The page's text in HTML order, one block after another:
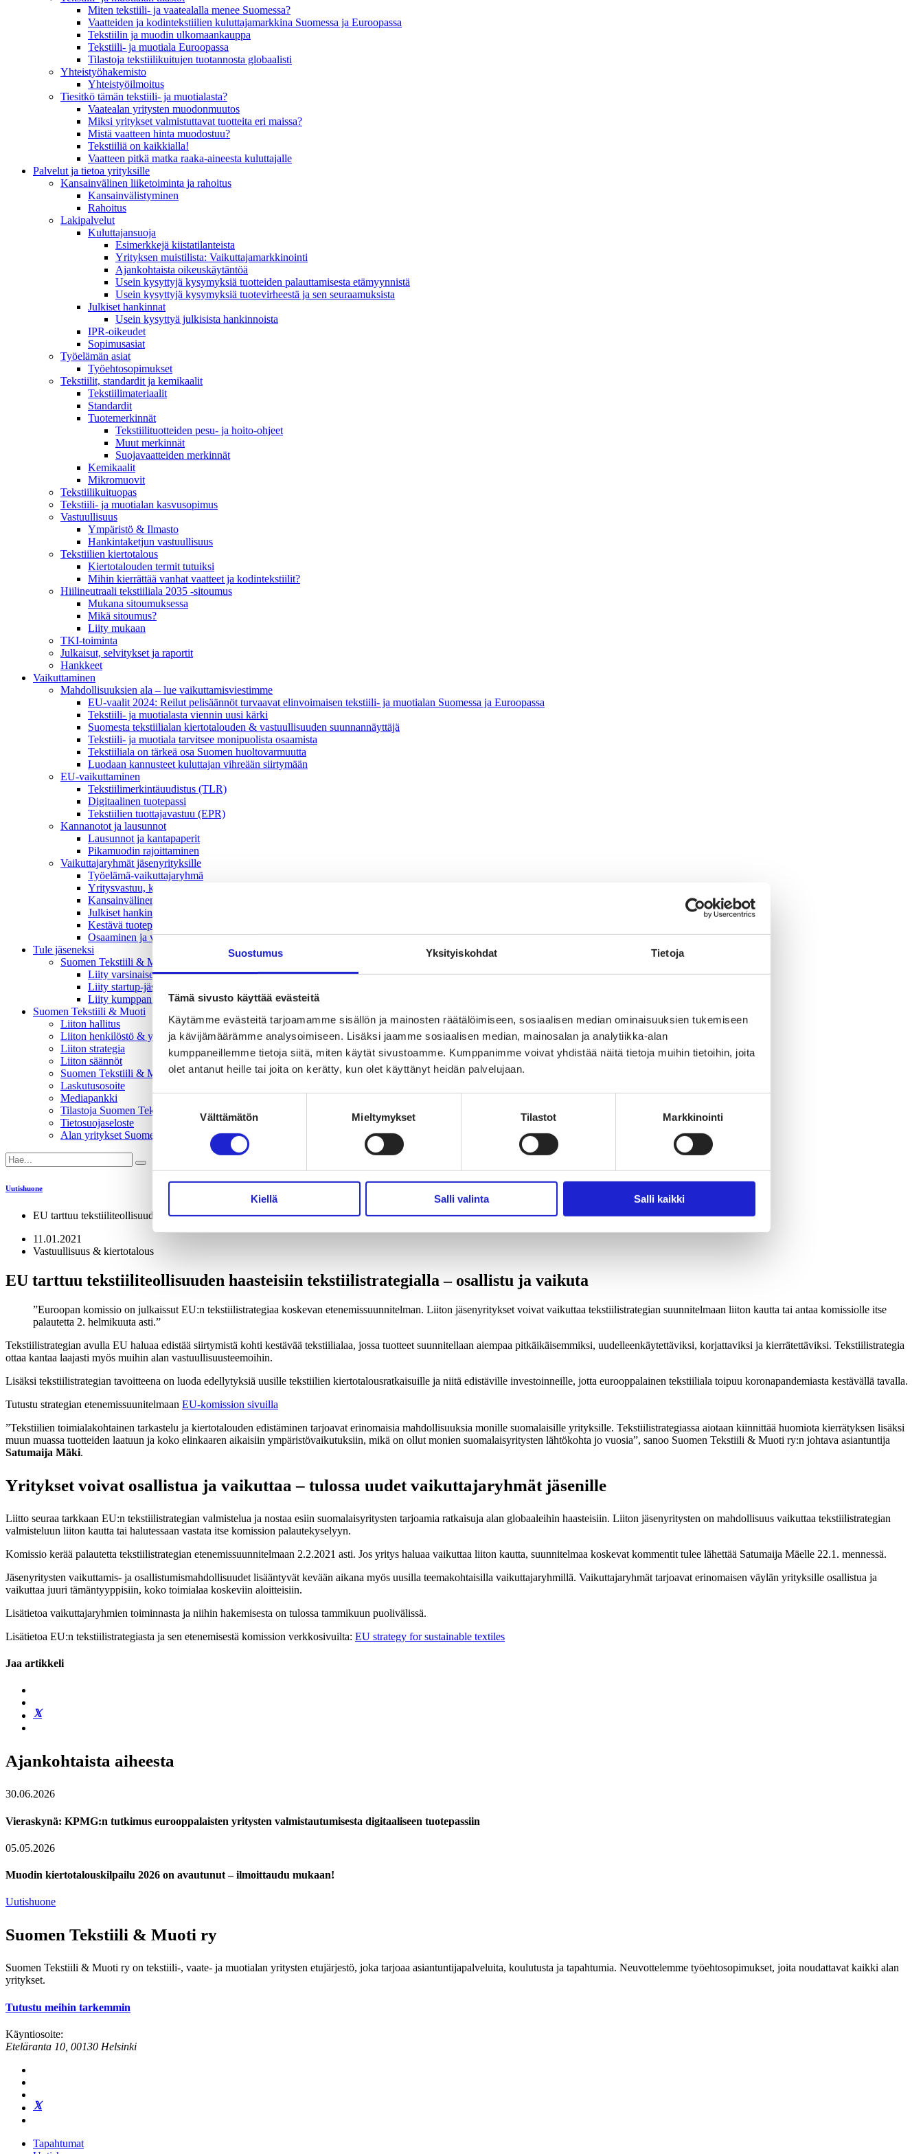
Suostumus Yksityiskohdat Tietoja
Tämä sivusto käyttää evästeitä
Käytämme evästeitä tarjoamamme sisällön ja mainosten räätälöimiseen, sosiaalisen median ominaisuuksien tukemiseen
ja kävijämäärämme analysoimiseen. Lisäksi jaamme sosiaalisen median, mainosalan ja analytiikka-alan
kumppaneillemme tietoja siitä, miten käytät sivustoamme. Kumppanimme voivat yhdistää näitä tietoja muihin tietoihin, joita
olet antanut heille tai joita on kerätty, kun olet käyttänyt heidän palvelujaan.
valinta
Välttämätön Mieltymykset Tilastot Markkinointi
Kiellä Salli valinta Salli kaikki
Miten tekstiili- ja vaatealalla menee Suomessa?
Vaatteiden ja kodintekstiilien kuluttajamarkkina Suomessa ja Euroopassa
Tekstiilin ja muodin ulkomaankauppa
Tekstiili- ja muotiala Euroopassa
Tilastoja tekstiilikuitujen tuotannosta globaalisti
Yhteistyö­hakemisto
Yhteistyöilmoitus
Tiesitkö tämän tekstiili- ja muotialasta?
Vaatealan yritysten muodonmuutos
Miksi yritykset valmistuttavat tuotteita eri maissa?
Mistä vaatteen hinta muodostuu?
Tekstiiliä on kaikkialla!
Vaatteen pitkä matka raaka-aineesta kuluttajalle
Palvelut ja tietoa yrityksille
Kansainvälinen liiketoiminta ja rahoitus
Kansain­välistyminen
Rahoitus
Lakipalvelut
Kuluttajansuoja
Esimerkkejä kiistatilanteista
Yrityksen muistilista: Vaikuttaja­markkinointi
Ajankohtaista oikeuskäytäntöä
Usein kysyttyjä kysymyksiä tuotteiden palauttamisesta etämyynnistä
Usein kysyttyjä kysymyksiä tuotevirheestä ja sen seuraamuksista
Julkiset hankinnat
Usein kysyttyä julkisista hankinnoista
IPR-oikeudet
Sopimusasiat
Työelämän asiat
Työehto­sopimukset
Tekstiilit, standardit ja kemikaalit
Tekstiilimateriaalit
Standardit
Tuotemerkinnät
Tekstiilituotteiden pesu- ja hoito-ohjeet
Muut merkinnät
Suojavaatteiden merkinnät
Kemikaalit
Mikromuovit
Tekstiilikuitu­opas
Tekstiili- ja muotialan kasvusopimus
Vastuullisuus
Ympäristö & Ilmasto
Hankintaketjun vastuullisuus
Tekstiilien kiertotalous
Kiertotalouden termit tutuiksi
Mihin kierrättää vanhat vaatteet ja kodintekstiilit?
Hiilineutraali tekstiiliala 2035 -sitoumus
Mukana sitoumuksessa
Mikä sitoumus?
Liity mukaan
TKI-toiminta
Julkaisut, selvitykset ja raportit
Hankkeet
Vaikuttaminen
Mahdollisuuksien ala – lue vaikuttamis­viestimme
EU-vaalit 2024: Reilut pelisäännöt turvaavat elinvoimaisen tekstiili- ja muotialan Suomessa ja Euroopassa
Tekstiili- ja muotialasta viennin uusi kärki
Suomesta tekstiilialan kiertotalouden & vastuullisuuden suunnannäyttäjä
Tekstiili- ja muotiala tarvitsee monipuolista osaamista
Tekstiiliala on tärkeä osa Suomen huoltovarmuutta
Luodaan kannusteet kuluttajan vihreään siirtymään
EU-vaikuttaminen
Tekstiilimerkintäuudistus (TLR)
Digitaalinen tuotepassi
Tekstiilien tuottajavastuu (EPR)
Kannanotot ja lausunnot
Lausunnot ja kantapaperit
Pikamuodin rajoittaminen
Vaikuttajaryhmät jäsenyrityksille
Työelämä-vaikuttajaryhmä
Yritysvastuu, kiertotalous ja toimivat markkinat -vaikuttajaryhmä
Kansainvälinen liiketoiminta ja rahoitus -vaikuttajaryhmä
Julkiset hankinnat ja huoltovarmuus -vaikuttajaryhmä
Kestävä tuotepolitiikka​ -vaikuttajaryhmä
Osaaminen ja vetovoima -vaikuttajaryhmä
Tule jäseneksi
Suomen Tekstiili & Muodin jäsenyysmuodot
Liity varsinaiseksi jäseneksi
Liity startup-jäseneksi
Liity kumppani­jäseneksi
Suomen Tekstiili & Muoti
Liiton hallitus
Liiton henkilöstö & yhteystiedot
Liiton strategia
Liiton säännöt
Suomen Tekstiili & Muoti 120 vuotta
Laskutusosoite
Mediapankki
Tilastoja Suomen Tekstiili & Muoti ry:stä ja sen jäsenistä
Tietosuojaseloste
Alan yritykset Suomessa – tutustu jäseniimme
Uutishuone
EU tarttuu tekstiiliteollisuuden haasteisiin tekstiilistrategialla – osallistu ja vaikuta
11.01.2021
Vastuullisuus & kiertotalous
EU tarttuu tekstiiliteollisuuden haasteisiin tekstiilistrategialla – osallistu ja vaikuta
Euroopan komissio on julkaissut EU:n tekstiilistrategiaa koskevan etenemissuunnitelman. Liiton jäsenyritykset voivat vaikuttaa tekstiilistrategian suunnitelmaan liiton kautta tai antaa komissiolle itse
palautetta 2. helmikuuta asti.
Tekstiilistrategian avulla EU haluaa edistää siirtymistä kohti kestävää tekstiilialaa, jossa tuotteet suunnitellaan aiempaa pitkäikäisemmiksi, uudelleenkäytettäviksi, korjattaviksi ja kierrätettäviksi. Tekstiilistrategia
ottaa kantaa laajasti myös muihin alan vastuullisuusteemoihin.
Lisäksi tekstiilistrategian tavoitteena on luoda edellytyksiä uusille tekstiilien kiertotalousratkaisuille ja niitä edistäville investoinneille, jotta eurooppalainen tekstiiliala toipuu koronapandemiasta kestävällä tavalla.
Tutustu strategian etenemissuunitelmaan EU-komission sivuilla
”Tekstiilien toimialakohtainen tarkastelu ja kiertotalouden edistäminen tarjoavat erinomaisia mahdollisuuksia monille suomalaisille yrityksille. Tekstiilistrategiassa aiotaan kiinnittää huomiota kierrätyksen lisäksi
muun muassa tuotteiden laatuun ja koko elinkaaren aikaisiin ympäristövaikutuksiin, mikä on ollut monien suomalaisyritysten lähtökohta jo vuosia”, sanoo Suomen Tekstiili & Muoti ry:n johtava asiantuntija
Satumaija Mäki.
Yritykset voivat osallistua ja vaikuttaa – tulossa uudet vaikuttajaryhmät jäsenille
Liitto seuraa tarkkaan EU:n tekstiilistrategian valmistelua ja nostaa esiin suomalaisyritysten tarjoamia ratkaisuja alan globaaleihin haasteisiin. Liiton jäsenyritysten on mahdollisuus vaikuttaa tekstiilistrategian
valmisteluun liiton kautta tai halutessaan vastata itse komission palautekyselyyn.
Komissio kerää palautetta tekstiilistrategian etenemissuunnitelmaan 2.2.2021 asti. Jos yritys haluaa vaikuttaa liiton kautta, suunnitelmaa koskevat kommentit tulee lähettää Satumaija Mäelle 22.1. mennessä.
Jäsenyritysten vaikuttamis- ja osallistumismahdollisuudet lisääntyvät kevään aikana myös uusilla teemakohtaisilla vaikuttajaryhmillä. Vaikuttajaryhmät tarjoavat erinomaisen väylän yrityksille osallistua ja
vaikuttaa juuri tämäntyyppisiin, koko toimialaa koskeviin aloitteisiin.
Lisätietoa vaikuttajaryhmien toiminnasta ja niihin hakemisesta on tulossa tammikuun puolivälissä.
Lisätietoa EU:n tekstiilistrategiasta ja sen etenemisestä komission verkkosivuilta: EU strategy for sustainable textiles
Jaa artikkeli
Ajankohtaista aiheesta
30.06.2026
Vieraskynä: KPMG:n tutkimus eurooppalaisten yritysten valmistautumisesta digitaaliseen tuotepassiin
05.05.2026
Muodin kiertotalouskilpailu 2026 on avautunut – ilmoittaudu mukaan!
Uutishuone
Suomen Tekstiili & Muoti ry
Suomen Tekstiili & Muoti ry on tekstiili-, vaate- ja muotialan yritysten etujärjestö, joka tarjoaa asiantuntijapalveluita, koulutusta ja tapahtumia. Neuvottelemme työehtosopimukset, joita noudattavat kaikki alan
yritykset.
Tutustu meihin tarkemmin
Käyntiosoite:
Eteläranta 10, 00130 Helsinki
Tapahtumat